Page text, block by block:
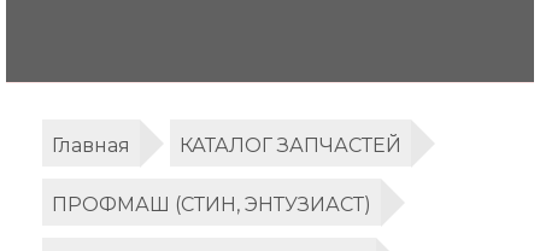
Главная КАТАЛОГ ЗАПЧАСТЕЙ
ПРОФМАШ (СТИН, ЭНТУЗИАСТ)